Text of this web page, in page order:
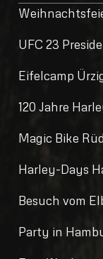
UFC 23
Eifelcamp
120 Jahre
Magic Bike
Harley-Days
Besuch vom
Party in